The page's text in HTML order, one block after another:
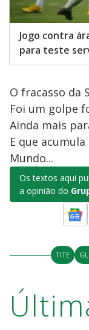
Jogo contra
para teste
O fracasso da
Foi um golpe
Ainda mais
E que
Mundo...
Os textos aqui
a opinião do
TITE